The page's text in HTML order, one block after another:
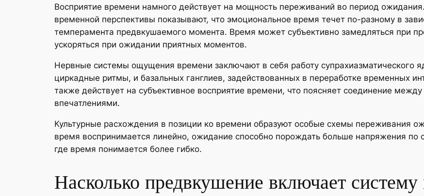
Восприятие времени намного действует на мощность переживаний во период
временной перспективы показывают, что эмоциональное время течет по-разному в
темперамента предвкушаемого момента. Время может субъективно замедляться при
ускоряться при ожидании приятных моментов.
Нервные системы ощущения времени заключают в себя работу супрахиазматического
циркадные ритмы, и базальных ганглиев, задействованных в переработке временных
также действует на субъективное восприятие времени, что поясняет соединение
впечатлениями.
Культурные расхождения в позиции ко времени образуют особые схемы переживания
время воспринимается линейно, ожидание способно порождать больше напряжения по
где время понимается более гибко.
Насколько предвкушение включает